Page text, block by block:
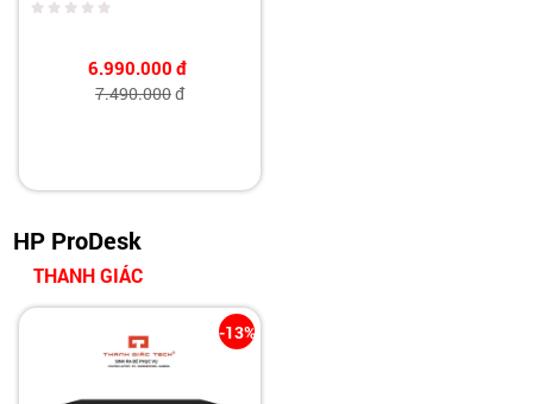
6.990.000 đ
7.490.000đ
HP ProDesk
THANH GIÁC
-13%